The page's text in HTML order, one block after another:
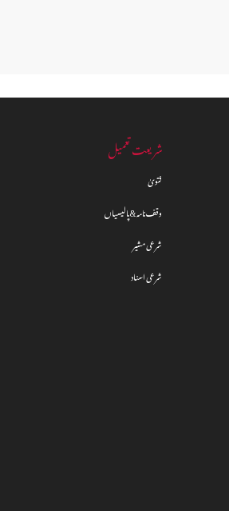
شریعت تعمیل
فتویٰ
وقف نامہ & پالیسیاں
شرعی مشیر
شرعی اسناد